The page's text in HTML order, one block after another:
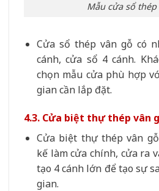
Mẫu cửa sổ thép
Cửa sổ thép vân gỗ có
cánh, cửa sổ 4 cánh.
chọn mẫu cửa phù hợp
gian cần lắp đặt.
4.3. Cửa biệt thự thép vân
Cửa biệt thự thép vân
kế làm cửa chính, cửa ra
tạo 4 cánh lớn để tạo sự
gian.